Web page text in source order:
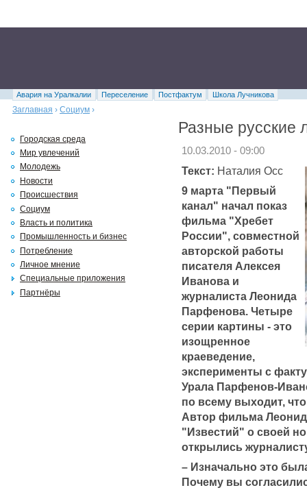
Авария на Уралкалии Переселение Постфактум
Школа Лучникова
Заглавная › Социум ›
Разные русские
10.03.2010 - 09:00
Текст: Наталия Осс
9 марта "Первый
канал" начал показ
фильма "Хребет
России", совместной
авторской работы
писателя Алексея
Иванова и
журналиста Леонида
Парфенова. Четыре
серии картины - это
изощренное
краеведение,
эксперименты с
Урала Парфенов-
по всему выходит,
Автор фильма
"Известий" о своей
открылись
– Изначально это
Почему вы
Городская среда
Мир увлечений
Молодежь
Новости
Происшествия
Социум
Власть и политика
Промышленность и бизнес
Потребление
Личное мнение
Специальные приложения
Партнёры